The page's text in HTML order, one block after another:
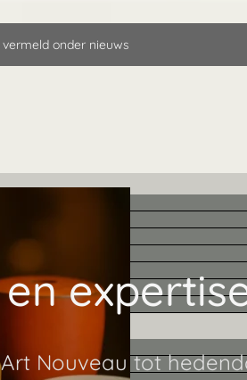
onder nieuws
Nouveau tot